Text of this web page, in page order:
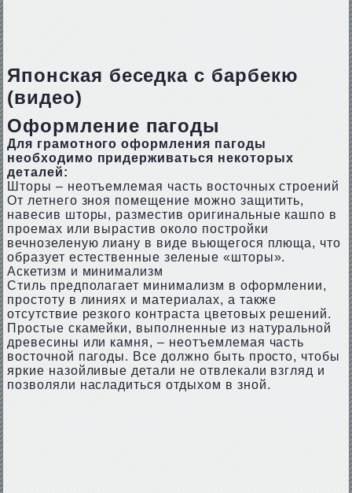
Японская беседка с барбекю
(видео)
Оформление пагоды
Для грамотного оформления пагоды
необходимо придерживаться некоторых
деталей:
Шторы – неотъемлемая часть восточных строений
От летнего зноя помещение можно защитить,
навесив шторы, разместив оригинальные кашпо в
проемах или вырастив около постройки
вечнозеленую лиану в виде вьющегося плюща, что
образует естественные зеленые «шторы».
Аскетизм и минимализм
Стиль предполагает минимализм в оформлении,
простоту в линиях и материалах, а также
отсутствие резкого контраста цветовых решений.
Простые скамейки, выполненные из натуральной
древесины или камня, – неотъемлемая часть
восточной пагоды. Все должно быть просто, чтобы
яркие назойливые детали не отвлекали взгляд и
позволяли насладиться отдыхом в зной.